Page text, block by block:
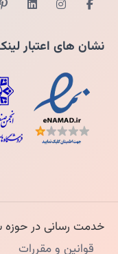
نشان های اعتبار
خدمت رسانی در حوزه
قوانین و مقررات